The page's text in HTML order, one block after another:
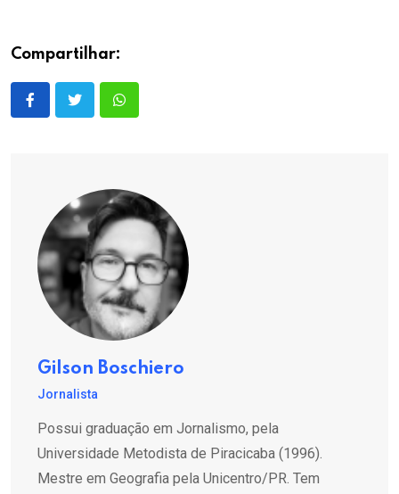
Compartilhar:
Gilson Boschiero
Jornalista
Possui graduação em Jornalismo, pela
Universidade Metodista de Piracicaba (1996).
Mestre em Geografia pela Unicentro/PR. Tem